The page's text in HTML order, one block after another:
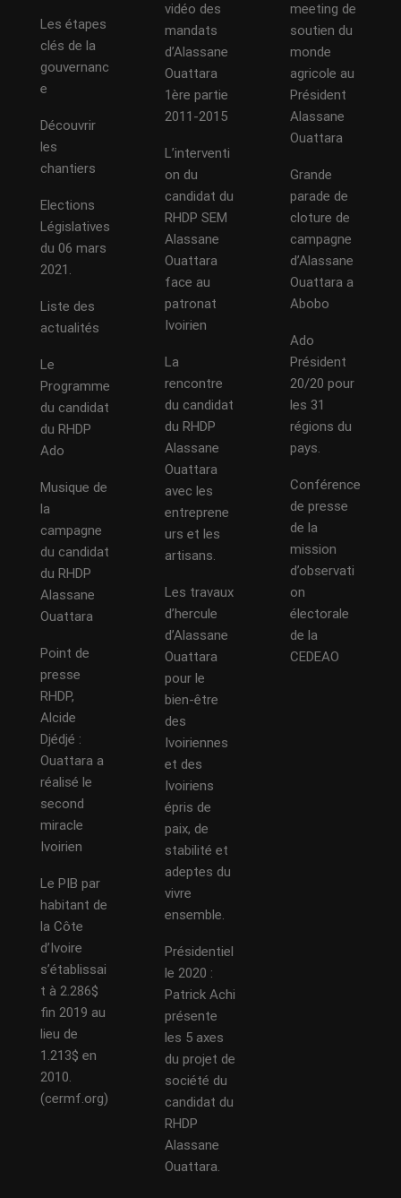
Les étapes
clés de la
gouvernanc
e
Découvrir
les
chantiers
Elections
Législatives
du 06 mars
2021.
Liste des
actualités
Le
Programme
du candidat
du RHDP
Ado
Musique de
la
campagne
du candidat
du RHDP
Alassane
Ouattara
Point de
presse
RHDP,
Alcide
Djédjé :
Ouattara a
réalisé le
second
miracle
Ivoirien
Le PIB par
habitant de
la Côte
d’Ivoire
s’établissai
t à 2.286$
fin 2019 au
lieu de
1.213$ en
2010.
(cermf.org)
vidéo des
mandats
d’Alassane
Ouattara
1ère partie
2011-2015
L’interventi
on du
candidat du
RHDP SEM
Alassane
Ouattara
face au
patronat
Ivoirien
La
rencontre
du candidat
du RHDP
Alassane
Ouattara
avec les
entreprene
urs et les
artisans.
Les travaux
d’hercule
d’Alassane
Ouattara
pour le
bien-être
des
Ivoiriennes
et des
Ivoiriens
épris de
paix, de
stabilité et
adeptes du
vivre
ensemble.
Présidentiel
le 2020 :
Patrick Achi
présente
les 5 axes
du projet de
société du
candidat du
RHDP
Alassane
Ouattara.
meeting de
soutien du
monde
agricole au
Président
Alassane
Ouattara
Grande
parade de
cloture de
campagne
d’Alassane
Ouattara a
Abobo
Ado
Président
20/20 pour
les 31
régions du
pays.
Conférence
de presse
de la
mission
d’observati
on
électorale
de la
CEDEAO